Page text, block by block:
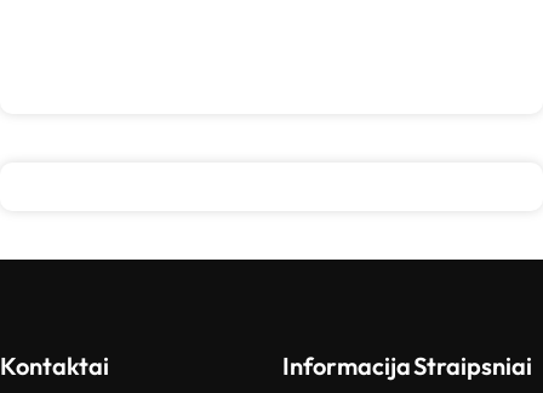
Kontaktai InformacijaStraipsniai